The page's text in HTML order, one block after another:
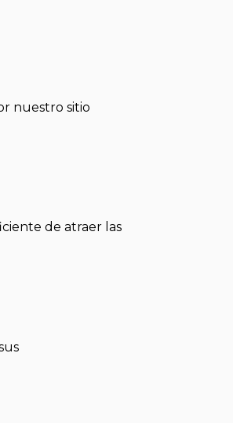
nuestro sitio
de atraer las